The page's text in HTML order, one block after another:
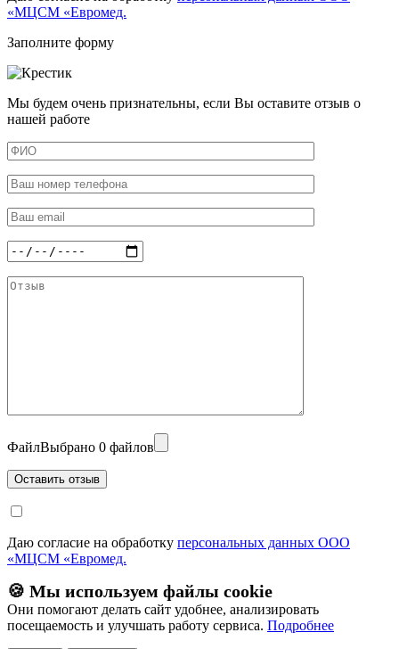
«МЦСМ «Евромед.
Заполните форму
Мы будем очень признательны, если Вы оставите отзыв о
нашей работе
ФайлВыбрано 0 файлов
Даю согласие на обработку персональных данных ООО
«МЦСМ «Евромед.
🍪 Мы используем файлы cookie
Они помогают делать сайт удобнее, анализировать
посещаемость и улучшать работу сервиса. Подробнее